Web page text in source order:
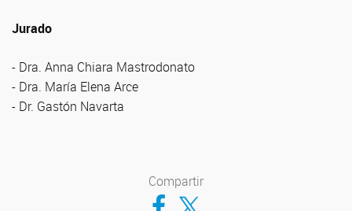
Jurado
- Dra. Anna Chiara Mastrodonato
- Dra. María Elena Arce
- Dr. Gastón Navarta
Compartir
Compartir en Facebook
Compartir en Twitter